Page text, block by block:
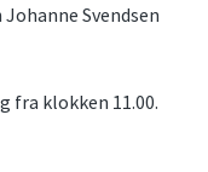
Svendsen
fra klokken 11.00.